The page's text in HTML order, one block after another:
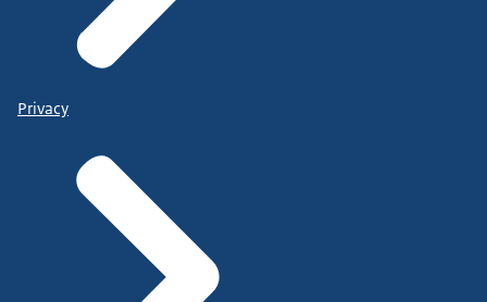
Privacy